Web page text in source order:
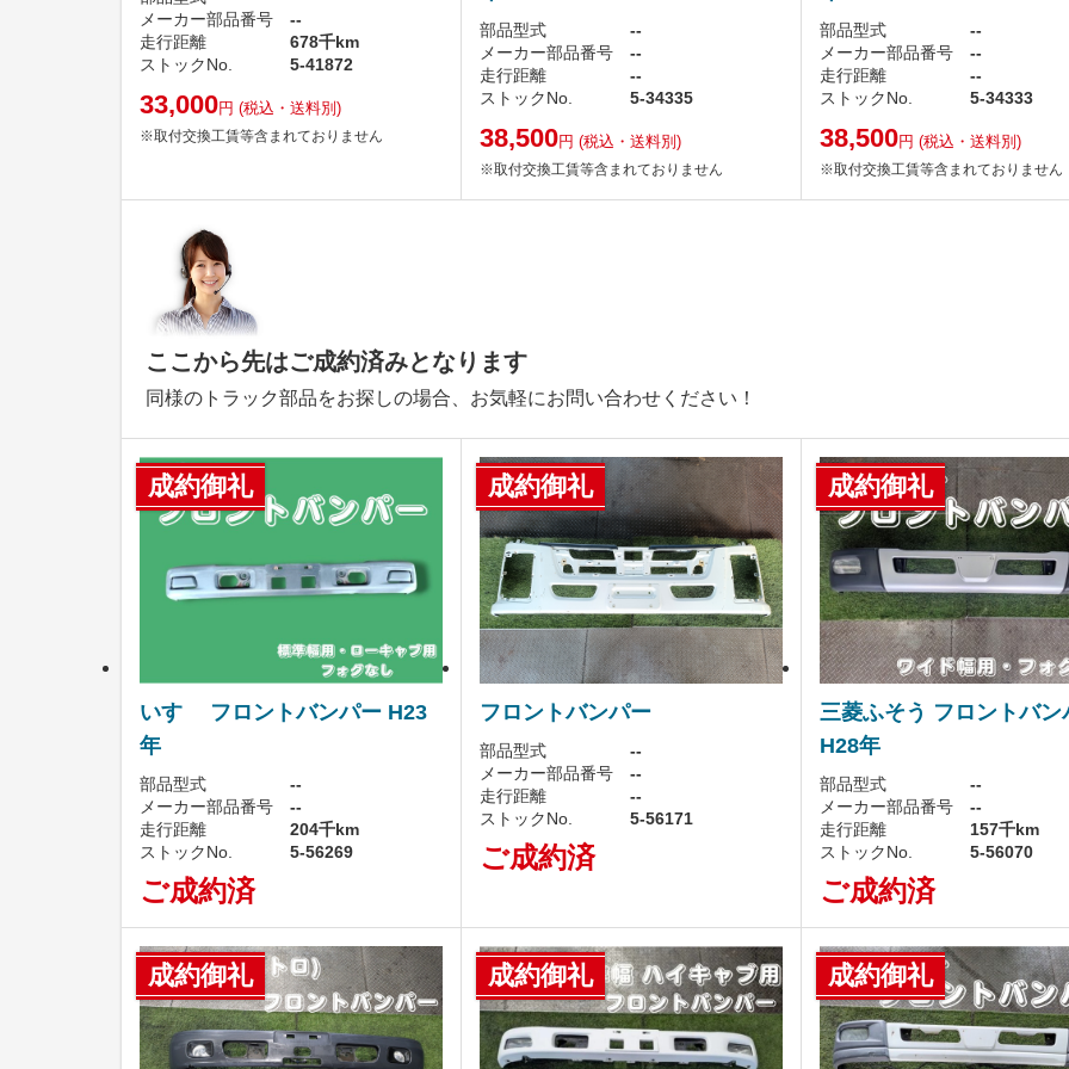
メーカー部品番号
--
走行距離
678千km
ストックNo.
5-41872
33,000円 (税込・送料別)
※取付交換工賃等含まれておりません
部品型式
--
メーカー部品番号
--
走行距離
--
ストックNo.
5-34335
38,500円 (税込・送料別)
※取付交換工賃等含まれておりません
部品型式
--
メーカー部品番号
--
走行距離
--
ストックNo.
5-34333
38,500円 (税込・送料別)
※取付交換工賃等含まれておりません
ここから先はご成約済みとなります
同様のトラック部品をお探しの場合、お気軽にお問い合わせください！
成約御礼
いすゞ フロントバンパー H23
年
部品型式
--
メーカー部品番号
--
走行距離
204千km
ストックNo.
5-56269
ご成約済
成約御礼
フロントバンパー
部品型式
--
メーカー部品番号
--
走行距離
--
ストックNo.
5-56171
ご成約済
成約御礼
三菱ふそう フロントバン
H28年
部品型式
--
メーカー部品番号
--
走行距離
157千km
ストックNo.
5-56070
ご成約済
成約御礼 成約御礼 成約御礼